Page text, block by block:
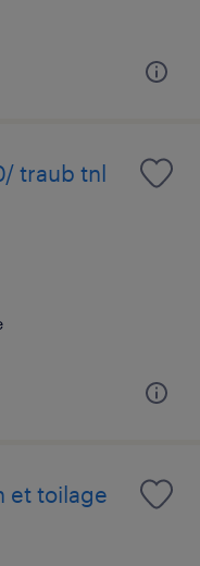
traub tnl
et toilage